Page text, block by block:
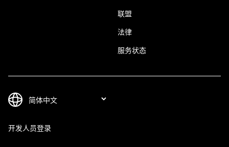
联盟
法律
服务状态
开发人员登录